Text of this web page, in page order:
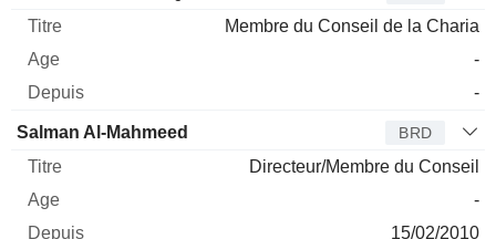
Membre du Conseil de la Charia
-
-
Salman Al-Mahmeed BRD
Directeur/Membre du Conseil
-
15/02/2010